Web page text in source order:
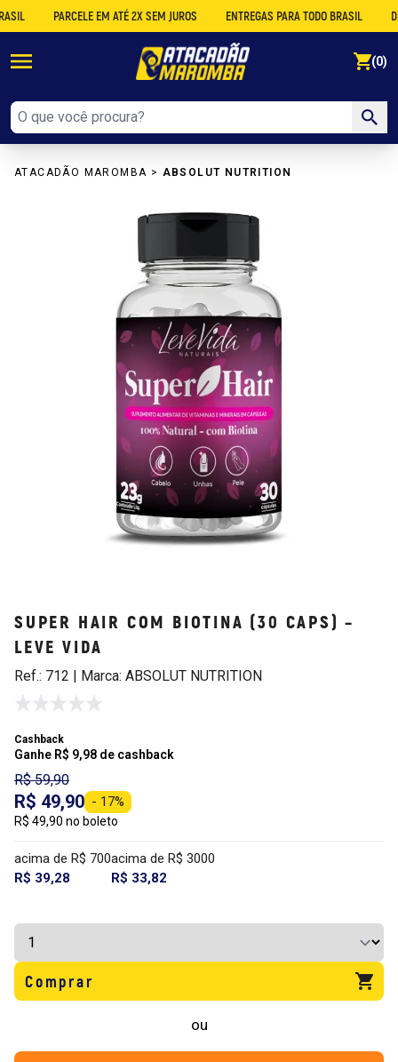
PARCELE EM ATÉ 2X SEM JUROS ENTREGAS PARA TODO BRASIL
(0)
ATACADÃO MAROMBA > ABSOLUT NUTRITION
SUPER HAIR COM BIOTINA (30 CAPS) –
LEVE VIDA
Ref.: 712 | Marca: ABSOLUT NUTRITION
Cashback
Ganhe R$ 9,98 de cashback
R$ 59,90
R$ 49,90 - 17%
R$ 49,90 no boleto
acima de R$ 700
R$ 39,28
acima de R$ 3000
R$ 33,82
Comprar
ou